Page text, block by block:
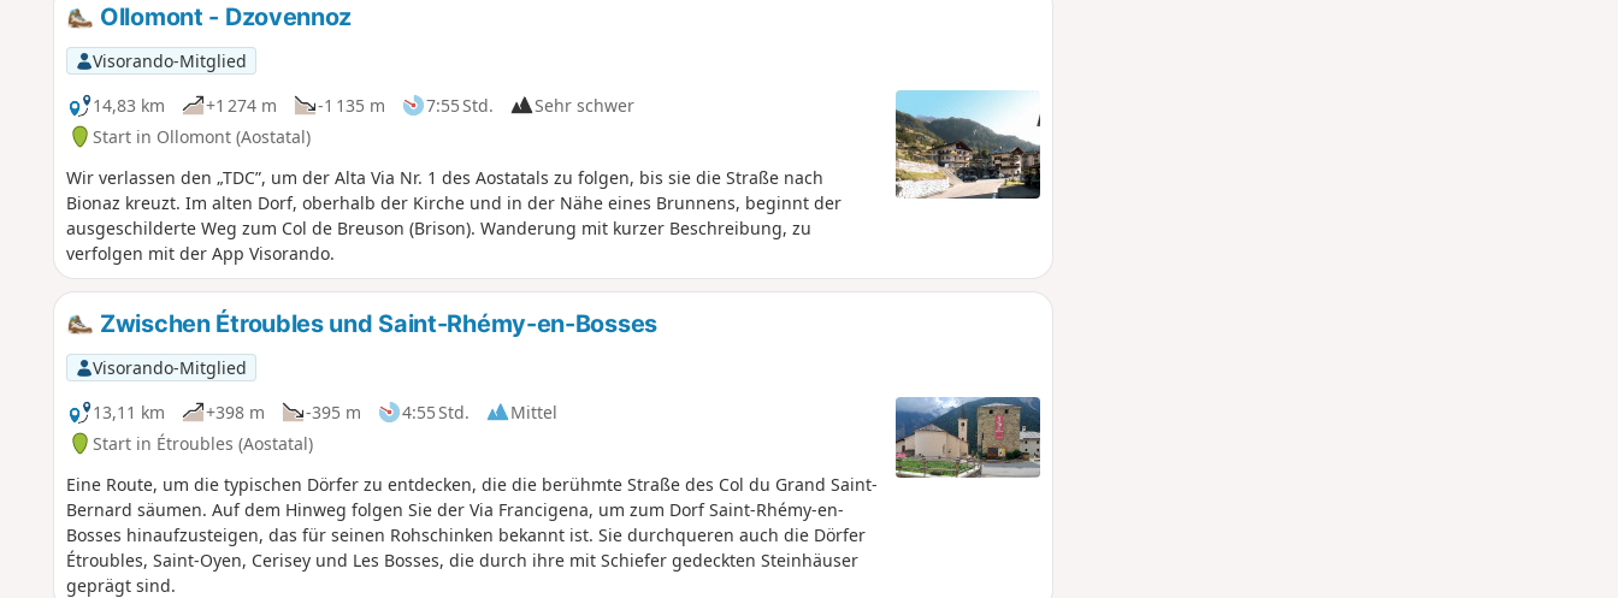
Ollomont - Dzovennoz
Visorando-Mitglied
14,83 km
+1 274 m -1 135 m 7:55 Std.
Sehr schwer
Start in Ollomont (Aostatal)
Wir verlassen den „TDC”, um der Alta Via Nr. 1 des Aostatals zu folgen, bis sie die Straße nach
Bionaz kreuzt. Im alten Dorf, oberhalb der Kirche und in der Nähe eines Brunnens, beginnt der
ausgeschilderte Weg zum Col de Breuson (Brison). Wanderung mit kurzer Beschreibung, zu
verfolgen mit der App Visorando.
Zwischen Étroubles und Saint-Rhémy-en-Bosses
Visorando-Mitglied
13,11 km
+398 m -395 m 4:55 Std.
Mittel
Start in Étroubles (Aostatal)
Eine Route, um die typischen Dörfer zu entdecken, die die berühmte Straße des Col du Grand Saint-
Bernard säumen. Auf dem Hinweg folgen Sie der Via Francigena, um zum Dorf Saint-Rhémy-en-
Bosses hinaufzusteigen, das für seinen Rohschinken bekannt ist. Sie durchqueren auch die Dörfer
Étroubles, Saint-Oyen, Cerisey und Les Bosses, die durch ihre mit Schiefer gedeckten Steinhäuser
geprägt sind.